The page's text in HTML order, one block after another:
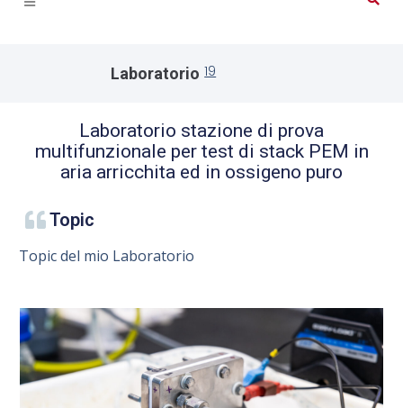
Laboratorio 19
Laboratorio stazione di prova
multifunzionale per test di stack PEM in
aria arricchita ed in ossigeno puro
Topic
Topic del mio Laboratorio